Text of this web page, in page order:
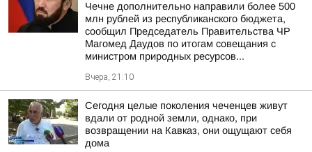
Чечне дополнительно направили более 500
млн рублей из республиканского бюджета,
сообщил Председатель Правительства ЧР
Магомед Даудов по итогам совещания с
министром природных ресурсов...
Вчера, 21:10
Сегодня целые поколения чеченцев живут
вдали от родной земли, однако, при
возвращении на Кавказ, они ощущают себя
дома